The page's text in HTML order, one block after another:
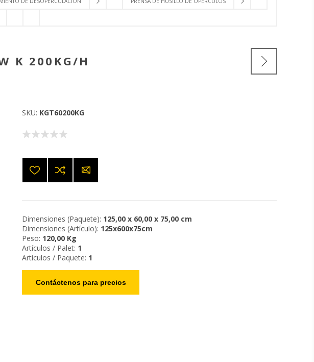
K 200KG/H
SKU: KGT60200KG
Dimensiones (Paquete): 125,00 x 60,00 x 75,00 cm
Dimensiones (Artículo): 125x600x75cm
Peso: 120,00 Kg
Artículos / Palet: 1
Artículos / Paquete: 1
Contáctenos para precios